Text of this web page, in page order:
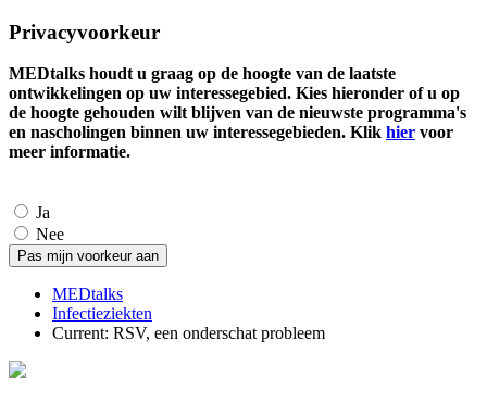
Privacyvoorkeur
MEDtalks houdt u graag op de hoogte van de laatste
ontwikkelingen op uw interessegebied. Kies hieronder of u op
de hoogte gehouden wilt blijven van de nieuwste programma's
en nascholingen binnen uw interessegebieden. Klik hier voor
meer informatie.
Ja
Nee
MEDtalks
Infectieziekten
Current: RSV, een onderschat probleem